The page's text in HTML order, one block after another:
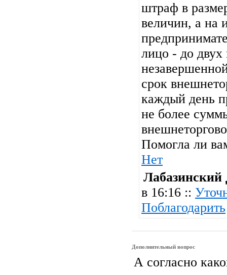
штраф в
величин, а на
лицо - до
срок
каждый день
не более
Помогла ли
Нет
в 16:16 ::
Поблагодарить
Дополнительный вопрос
А согласно